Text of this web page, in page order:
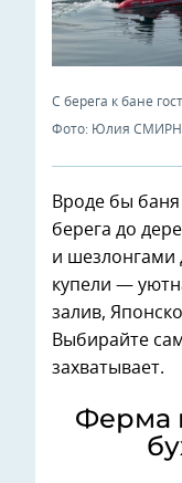
С берега к бане
Фото: Юлия
Вроде бы баня
берега до
и шезлонгами
купели —
залив,
Выбирайте
захватывает.
Ферма